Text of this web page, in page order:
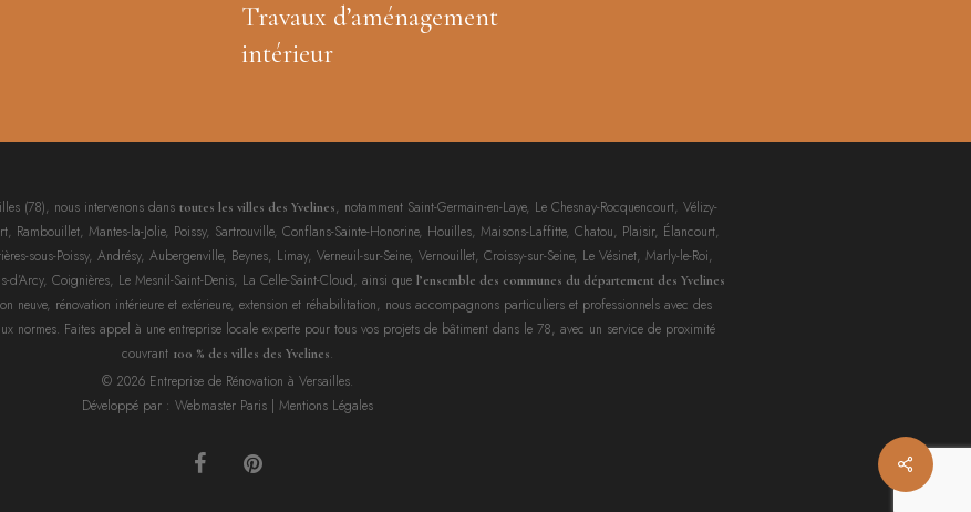
Share
Travaux d’aménagement
intérieur
(78), nous intervenons dans toutes les villes des Yvelines, notamment Saint-Germain-en-Laye, Le Chesnay-Rocquencourt, Vélizy-
Rambouillet, Mantes-la-Jolie, Poissy, Sartrouville, Conflans-Sainte-Honorine, Houilles, Maisons-Laffitte, Chatou, Plaisir, Élancourt,
sous-Poissy, Andrésy, Aubergenville, Beynes, Limay, Verneuil-sur-Seine, Vernouillet, Croissy-sur-Seine, Le Vésinet, Marly-le-Roi,
d’Arcy, Coignières, Le Mesnil-Saint-Denis, La Celle-Saint-Cloud, ainsi que l’ensemble des communes du département des Yvelines
neuve, rénovation intérieure et extérieure, extension et réhabilitation, nous accompagnons particuliers et professionnels avec des
normes. Faites appel à une entreprise locale experte pour tous vos projets de bâtiment dans le 78, avec un service de proximité
couvrant 100 % des villes des Yvelines.
© 2026 Entreprise de Rénovation à Versailles.
Développé par : Webmaster Paris| Mentions Légales
facebook pinterest